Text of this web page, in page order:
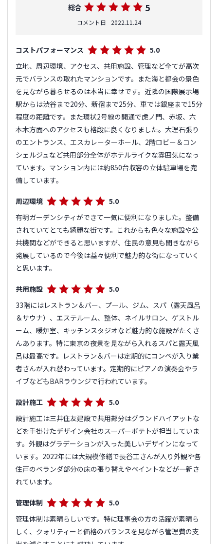
総合 5
コメント日 2022.11.24
コストパフォーマンス
5.0
立地、周辺環境、アクセス、共用施設、管理など全てが高次
元でバランスの取れたマンションです。また海と都会の景色
を見ながら暮らせるのは本当に幸せです。近隣の国際展示場
駅からは渋谷まで20分、新宿まで25分、車では銀座まで15分
程度の距離です。また環状2号線の開通で虎ノ門、赤坂、六
本木方面へのアクセスも格段に良くなりました。大理石張り
のエントランス、エスカレーターホール、2階ロビー＆コン
シェルジュなど共用部分全体がホテルライクな雰囲気になっ
ています。マンション内には約850台収容の立体駐車場を完
備しています。
周辺環境
5.0
有明ガーデンシティができて一気に便利になりました。整備
されていてとても綺麗な街です。これからも色々な施設や公
共機関などができると思いますが、住民の意見も聞きながら
発展しているので今後は益々便利で魅力的な街になっていく
と思います。
共用施設
5.0
33階にはレストラン＆バー、プール、ジム、スパ（露天風呂
＆サウナ）、エステルーム、整体、ネイルサロン、ゲストル
ーム、暖炉室、キッチンスタジオなど魅力的な施設がたくさ
んあります。特に東京の夜景を見ながら入れるスパと露天風
呂は最高です。レストラン＆バーは定期的にコンペが入り業
者さんが入れ替わっています。定期的にピアノの演奏会やラ
イブなどもBARラウンジで行われています。
設計施工
5.0
設計施工は三井住友建設で共用部分はグランドハイアットな
どを手掛けたデザイン会社のスーパーポテトが担当していま
す。外観はグラデーションが入った美しいデザインになって
います。2022年には大規模修繕で長谷工さんが入り外観や各
住戸のベランダ部分の床の張り替えやペイントなどが一新さ
れています。
管理体制
5.0
管理体制は素晴らしいです。特に理事会の方の活躍が素晴ら
しく、クォリティーと価格のバランスを見ながら管理費の支